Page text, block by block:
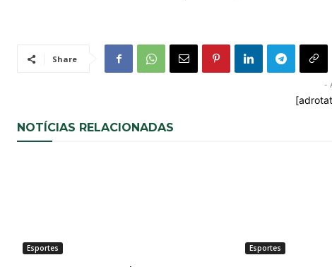
Share
-
NOTÍCIAS RELACIONADAS
Esportes Esportes